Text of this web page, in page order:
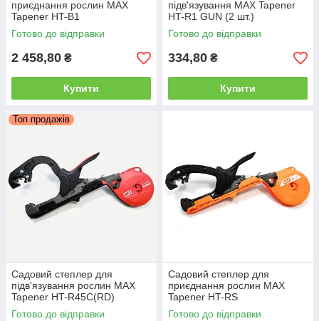
приєднання рослин MAX
Tapener HT-B1
Готово до відправки
2 458,80 ₴
Купити
підв'язування MAX Tapener
HT-R1 GUN (2 шт.)
Готово до відправки
334,80 ₴
Купити
Топ продажів
Садовий степлер для
підв'язування рослин MAX
Tapener HT-R45C(RD)
Готово до відправки
Садовий степлер для
приєднання рослин MAX
Tapener HT-RS
Готово до відправки